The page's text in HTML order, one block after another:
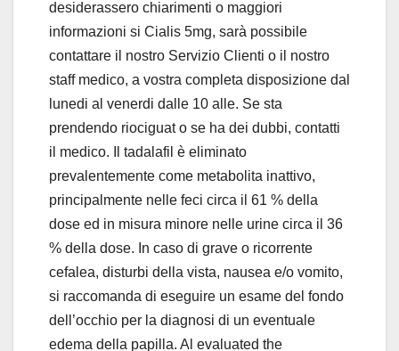
desiderassero chiarimenti o maggiori
informazioni si Cialis 5mg, sarà possibile
contattare il nostro Servizio Clienti o il nostro
staff medico, a vostra completa disposizione dal
lunedi al venerdi dalle 10 alle. Se sta
prendendo riociguat o se ha dei dubbi, contatti
il medico. Il tadalafil è eliminato
prevalentemente come metabolita inattivo,
principalmente nelle feci circa il 61 % della
dose ed in misura minore nelle urine circa il 36
% della dose. In caso di grave o ricorrente
cefalea, disturbi della vista, nausea e/o vomito,
si raccomanda di eseguire un esame del fondo
dell’occhio per la diagnosi di un eventuale
edema della papilla. Al evaluated the